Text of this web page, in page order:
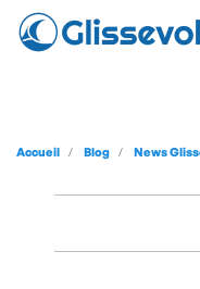
Accueil Blog News